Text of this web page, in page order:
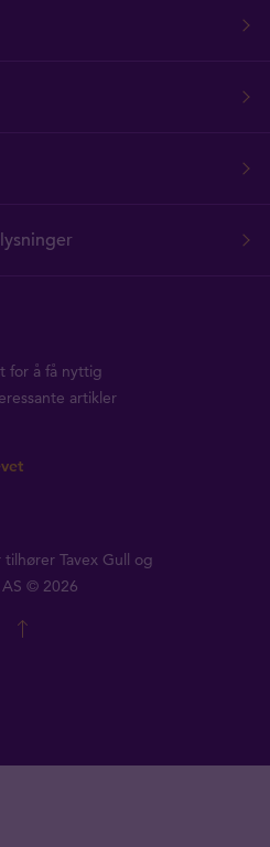
for å få nyttig
artikler
Tavex Gull og
AS © 2026